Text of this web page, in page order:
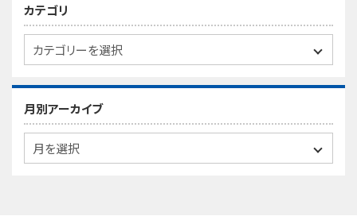
カテゴリ
月別アーカイブ